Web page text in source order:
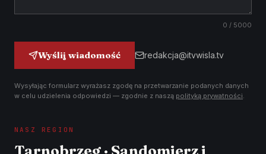
0 / 5000
Wyślij wiadomość redakcja@itvwisla.tv
Wysyłając formularz wyrażasz zgodę na przetwarzanie podanych danych
w celu udzielenia odpowiedzi — zgodnie z naszą polityką prywatności.
NASZ REGION